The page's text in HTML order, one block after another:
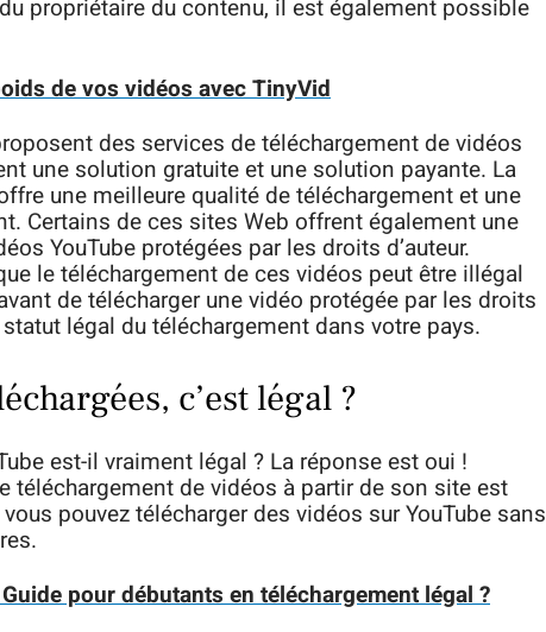
propriétaire du contenu, il est également possible
de vos vidéos avec TinyVid
des services de téléchargement de vidéos
une solution gratuite et une solution payante. La
une meilleure qualité de téléchargement et une
Certains de ces sites Web offrent également une
YouTube protégées par les droits d’auteur.
le téléchargement de ces vidéos peut être illégal
de télécharger une vidéo protégée par les droits
légal du téléchargement dans votre pays.
c’est légal ?
est-il vraiment légal ? La réponse est oui !
téléchargement de vidéos à partir de son site est
pouvez télécharger des vidéos sur YouTube sans
pour débutants en téléchargement légal ?